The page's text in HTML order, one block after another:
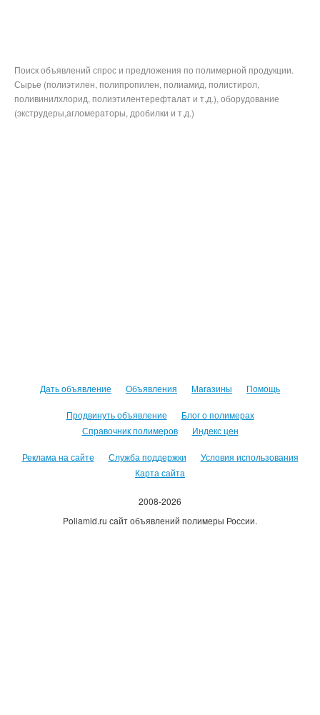
Поиск объявлений спрос и предложения по полимерной продукции.
Сырье (полиэтилен, полипропилен, полиамид, полистирол,
поливинилхлорид, полиэтилентерефталат и т.д.), оборудование
(экструдеры,агломераторы, дробилки и т.д.)
Дать объявление Объявления Магазины Помощь
Продвинуть объявление
Блог о полимерах
Справочник полимеров
Индекс цен
Реклама на сайте Служба поддержки
Условия использования
Карта сайта
2008-2026
Poliamid.ru сайт объявлений полимеры России.